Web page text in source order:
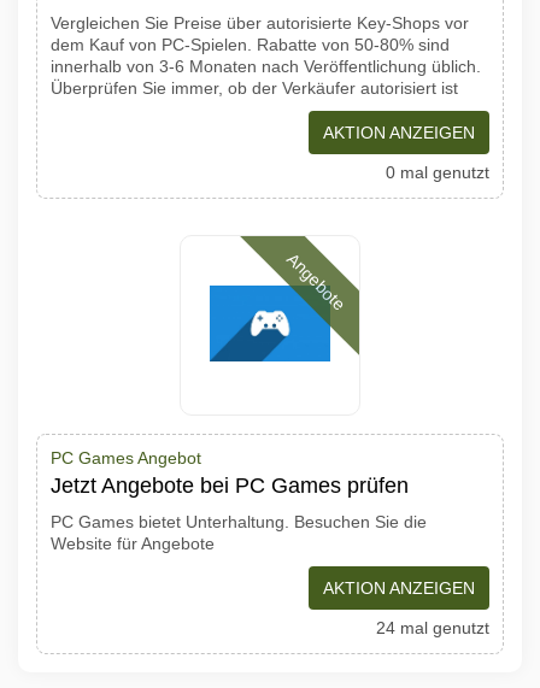
Vergleichen Sie Preise über autorisierte Key-Shops vor
dem Kauf von PC-Spielen. Rabatte von 50-80% sind
innerhalb von 3-6 Monaten nach Veröffentlichung üblich.
Überprüfen Sie immer, ob der Verkäufer autorisiert ist
AKTION ANZEIGEN
0 mal genutzt
Angebote
PC Games Angebot
Jetzt Angebote bei PC Games prüfen
PC Games bietet Unterhaltung. Besuchen Sie die
Website für Angebote
AKTION ANZEIGEN
24 mal genutzt